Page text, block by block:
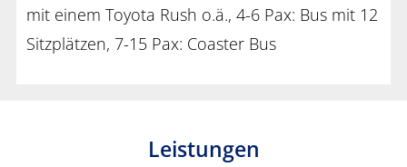
mit einem Toyota Rush o.ä., 4-6 Pax: Bus mit 12
Sitzplätzen, 7-15 Pax: Coaster Bus
Leistungen